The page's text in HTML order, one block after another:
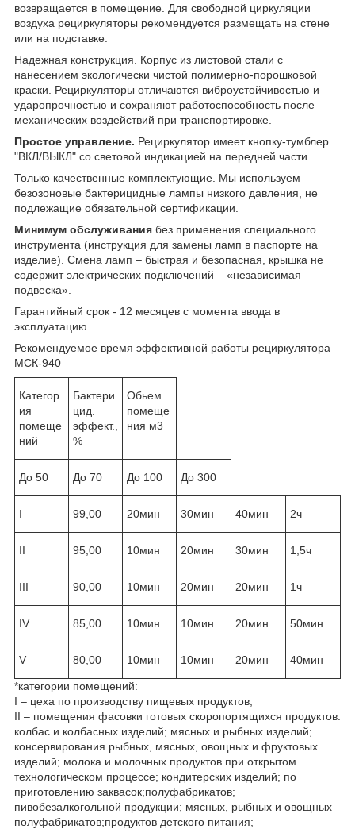
возвращается в помещение. Для свободной циркуляции
воздуха рециркуляторы рекомендуется размещать на стене
или на подставке.
Надежная конструкция. Корпус из листовой стали с
нанесением экологически чистой полимерно-порошковой
краски. Рециркуляторы отличаются виброустойчивостью и
ударопрочностью и сохраняют работоспособность после
механических воздействий при транспортировке.
Простое управление. Рециркулятор имеет кнопку-тумблер
"ВКЛ/ВЫКЛ" со световой индикацией на передней части.
Только качественные комплектующие. Мы используем
безозоновые бактерицидные лампы низкого давления, не
подлежащие обязательной сертификации.
Минимум обслуживания без применения специального
инструмента (инструкция для замены ламп в паспорте на
изделие). Смена ламп – быстрая и безопасная, крышка не
содержит электрических подключений – «независимая
подвеска».
Гарантийный срок - 12 месяцев с момента ввода в
эксплуатацию.
Рекомендуемое время эффективной работы рециркулятора
МСК-940
Категор
ия
помеще
ний
Бактери
цид.
эффект.,
%
Обьем
помеще
ния м3
До 50 До 70 До 100 До 300
I 99,00 20мин 30мин 40мин 2ч
II 95,00 10мин 20мин 30мин 1,5ч
III 90,00 10мин 20мин 20мин 1ч
IV 85,00 10мин 10мин 20мин 50мин
V 80,00 10мин 10мин 20мин 40мин
*категории помещений:
I – цеха по производству пищевых продуктов;
II – помещения фасовки готовых скоропортящихся продуктов:
колбас и колбасных изделий; мясных и рыбных изделий;
консервирования рыбных, мясных, овощных и фруктовых
изделий; молока и молочных продуктов при открытом
технологическом процессе; кондитерских изделий; по
приготовлению заквасок;полуфабрикатов;
пивобезалкогольной продукции; мясных, рыбных и овощных
полуфабрикатов;продуктов детского питания;